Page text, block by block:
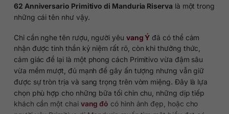
62 Anniversario Primitivo di Manduria Riserva là một trong
những cái tên như vậy.
Chỉ cần nghe tên rượu, người yêu vang Ý đã có thể cảm
nhận được tinh thần kỷ niệm rất rõ, còn khi thưởng thức,
cảm giác để lại là một phong cách Primitivo vừa đậm sâu
vừa mềm mượt, đủ mạnh để gây ấn tượng nhưng vẫn giữ
được sự tròn trịa và sang trọng trên vòm miệng. Đây là lựa
chọn phù hợp cho những bữa tối chỉn chu, những dịp tiếp
khách cần một chai vang đỏ có hình ảnh đẹp, hoặc cho